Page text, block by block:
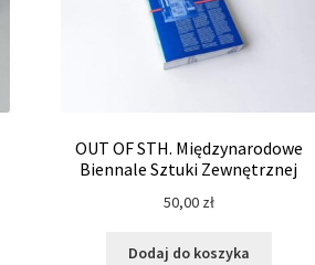
OUT OF STH. Międzynarodowe
Biennale Sztuki Zewnętrznej
50,00 zł
Dodaj do koszyka